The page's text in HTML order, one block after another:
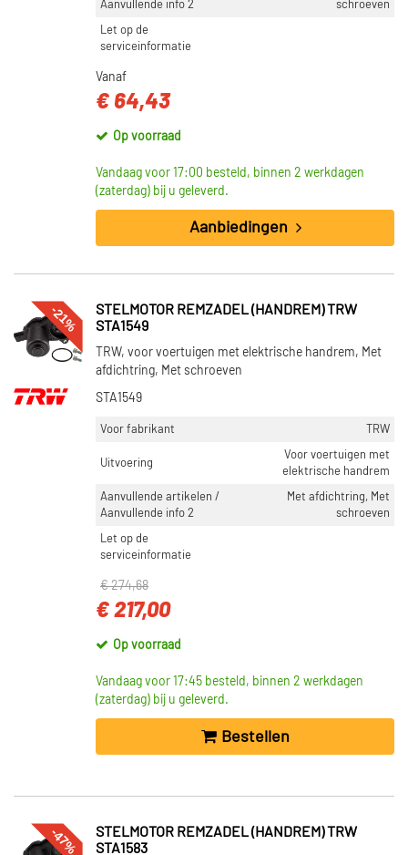
Aanvullende info 2
schroeven
Let op de
serviceinformatie
Vanaf
€ 64,43
Op voorraad
Vandaag voor 17:00 besteld, binnen 2 werkdagen
(zaterdag) bij u geleverd.
Aanbiedingen
-21%
STELMOTOR REMZADEL (HANDREM) TRW
STA1549
TRW, voor voertuigen met elektrische handrem, Met
afdichtring, Met schroeven
STA1549
Voor fabrikant TRW
Uitvoering
Voor voertuigen met
elektrische handrem
Aanvullende artikelen /
Aanvullende info 2
Met afdichtring, Met
schroeven
Let op de
serviceinformatie
€ 274,68
€ 217,00
Op voorraad
Vandaag voor 17:45 besteld, binnen 2 werkdagen
(zaterdag) bij u geleverd.
Bestellen
-47%
STELMOTOR REMZADEL (HANDREM) TRW
STA1583